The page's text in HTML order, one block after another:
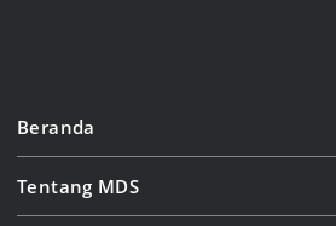
Beranda
Tentang MDS